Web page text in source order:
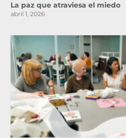
La paz que atraviesa el miedo
abril 1, 2026